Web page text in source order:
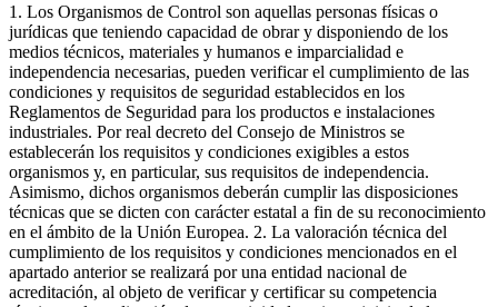
1. Los Organismos de Control son aquellas personas físicas o
jurídicas que teniendo capacidad de obrar y disponiendo de los
medios técnicos, materiales y humanos e imparcialidad e
independencia necesarias, pueden verificar el cumplimiento de las
condiciones y requisitos de seguridad establecidos en los
Reglamentos de Seguridad para los productos e instalaciones
industriales. Por real decreto del Consejo de Ministros se
establecerán los requisitos y condiciones exigibles a estos
organismos y, en particular, sus requisitos de independencia.
Asimismo, dichos organismos deberán cumplir las disposiciones
técnicas que se dicten con carácter estatal a fin de su reconocimiento
en el ámbito de la Unión Europea. 2. La valoración técnica del
cumplimiento de los requisitos y condiciones mencionados en el
apartado anterior se realizará por una entidad nacional de
acreditación, al objeto de verificar y certificar su competencia